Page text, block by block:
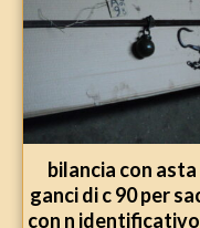
bilancia con asta
ganci di c 90 per
con n